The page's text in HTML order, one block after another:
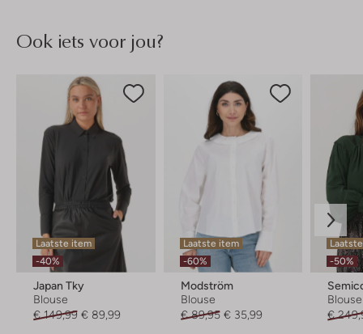
Ook iets voor jou?
Laatste item
-40%
Japan Tky
Blouse
€ 149,99 € 89,99
Laatste item
-60%
Modström
Blouse
€ 89,95 € 35,99
-50%
Blouse
€